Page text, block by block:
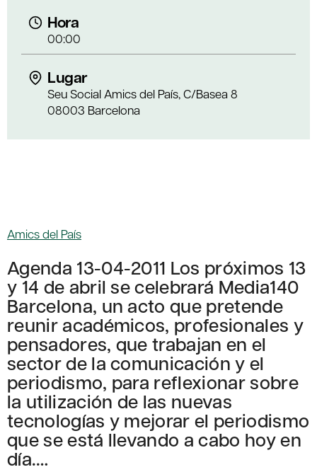
Hora
00:00
Lugar
Seu Social Amics del País, C/Basea 8
08003 Barcelona
Amics del País
Agenda 13-04-2011 Los próximos 13
y 14 de abril se celebrará Media140
Barcelona, un acto que pretende
reunir académicos, profesionales y
pensadores, que trabajan en el
sector de la comunicación y el
periodismo, para reflexionar sobre
la utilización de las nuevas
tecnologías y mejorar el periodismo
que se está llevando a cabo hoy en
día.…